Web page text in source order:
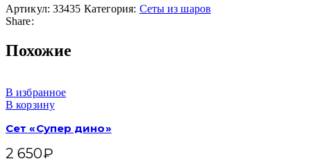
Артикул: 33435 Категория: Сеты из шаров
Share:
Похожие
В избранное
В корзину
Сет «Супер дино»
2 650₽